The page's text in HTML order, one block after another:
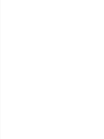
程项目分采购公告_中国
/工作技能|重庆酷易搜
更营业执照,工商注册,代
9-3办公用房_重庆市沙坪坝
开招标（15A1315）（项目
9-1、9-2、9-3办公用房-
9-3办公用房_重庆市沙坪坝
事_全搜九龙坡网
|谢家湾港澳通行证签注代办
聘食品加工/处理信息】-
问政平台
闻频道-全搜九龙坡网